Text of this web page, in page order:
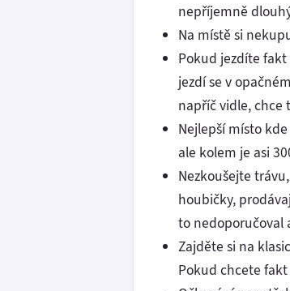
nepříjemně
Na místě si
Pokud jezdíte
jezdí se v
napříč vidle, chce
Nejlepší místo
ale kolem je asi
Nezkoušejte
houbičky,
to nedoporučoval
Zajděte si na
Pokud chcete